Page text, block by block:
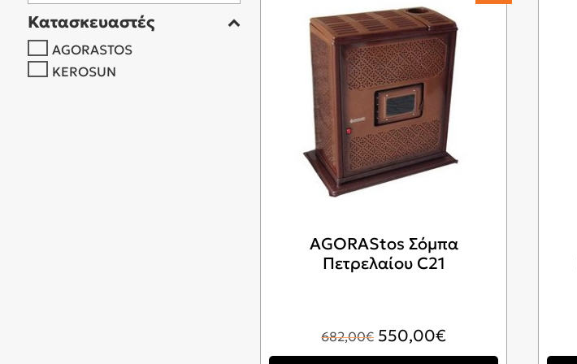
Κατασκευαστές
AGORASTOS
KEROSUN
AGORAStos Σόμπα
Πετρελαίου C21
682,00€ Original
price
550,00€Η
τρέχουσα